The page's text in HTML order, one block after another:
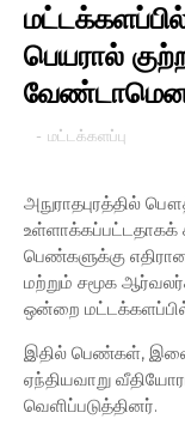
பெயரால்
வேண்டாமென
- மட்டக்களப்பு
அநுராதபுரத்தில்
உள்ளாக்கப்பட்டதாகக்
பெண்களுக்கு
மற்றும் சமூக
ஒன்றை
இதில் பெண்கள்,
ஏந்தியவாறு
வெளிப்படுத்தினர்.